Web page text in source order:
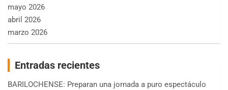
mayo 2026
abril 2026
marzo 2026
Entradas recientes
BARILOCHENSE: Preparan una jornada a puro espectáculo